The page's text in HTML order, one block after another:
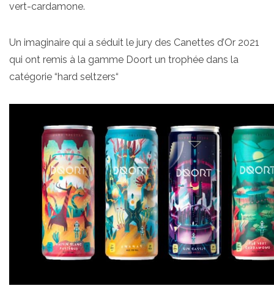
vert-cardamone.
Un imaginaire qui a séduit le jury des Canettes d’Or 2021
qui ont remis à la gamme Doort un trophée dans la
catégorie “hard seltzers“